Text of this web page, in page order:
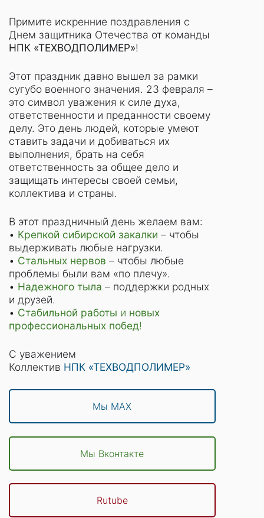
Примите искренние поздравления с
Днем защитника Отечества от команды
НПК «ТЕХВОДПОЛИМЕР»!
Этот праздник давно вышел за рамки
сугубо военного значения. 23 февраля –
это символ уважения к силе духа,
ответственности и преданности своему
делу. Это день людей, которые умеют
ставить задачи и добиваться их
выполнения, брать на себя
ответственность за общее дело и
защищать интересы своей семьи,
коллектива и страны.
В этот праздничный день желаем вам:
• Крепкой сибирской закалки – чтобы
выдерживать любые нагрузки.
• Стальных нервов – чтобы любые
проблемы были вам «по плечу».
• Надежного тыла – поддержки родных
и друзей.
• Стабильной работы и новых
профессиональных побед!
С уважением
Коллектив НПК «ТЕХВОДПОЛИМЕР»
Мы MAX
Мы Вконтакте
Rutube